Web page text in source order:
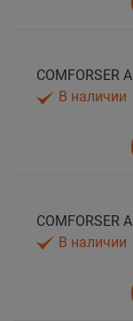
В наличии
В наличии